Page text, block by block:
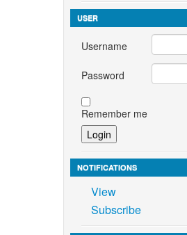
USER
Username
Password
Remember me
NOTIFICATIONS
View
Subscribe